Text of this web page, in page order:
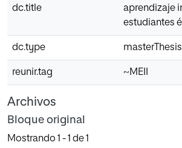
dc.title
aprendizaje
estudiantes
dc.type masterThesis
reunir.tag ~MEII
Archivos
Bloque original
Mostrando 1 - 1 de 1